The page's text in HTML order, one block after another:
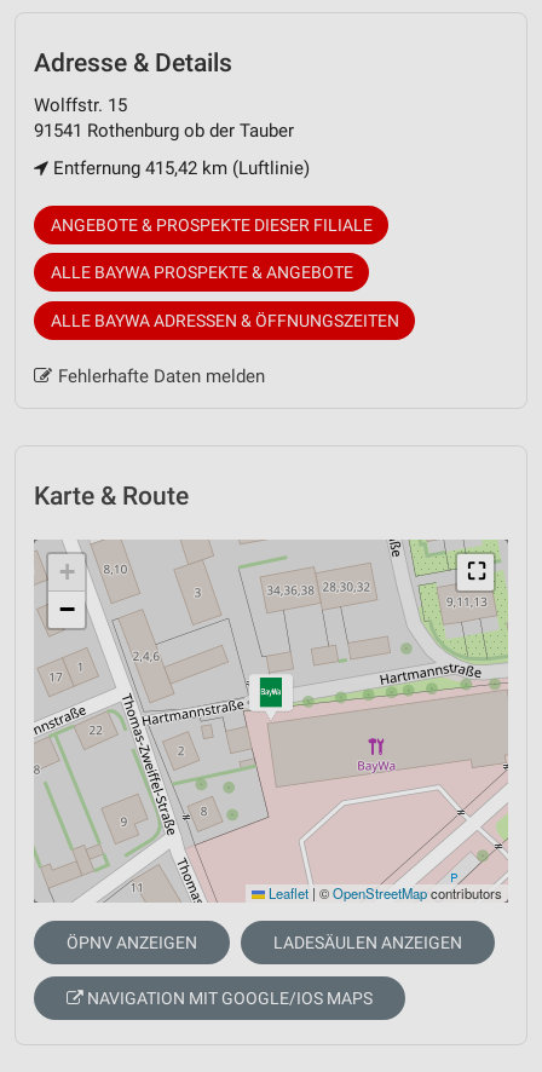
Adresse & Details
Wolffstr. 15
91541 Rothenburg ob der Tauber
Entfernung 415,42 km (Luftlinie)
ANGEBOTE & PROSPEKTE DIESER FILIALE
ALLE BAYWA PROSPEKTE & ANGEBOTE
ALLE BAYWA ADRESSEN & ÖFFNUNGSZEITEN
Fehlerhafte Daten melden
Karte & Route
⛶
+
−
Leaflet | ©OpenStreetMapcontributors
ÖPNV ANZEIGEN LADESÄULEN ANZEIGEN
NAVIGATION MIT GOOGLE/IOS MAPS